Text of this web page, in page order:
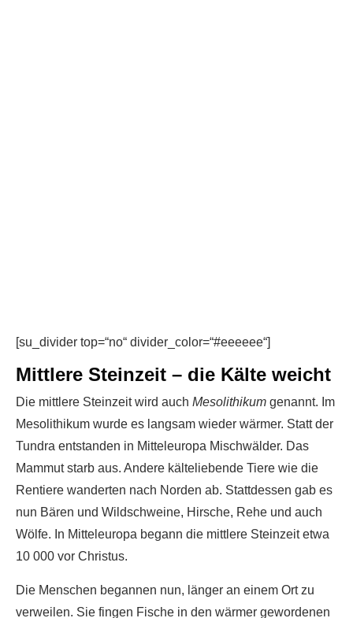
[su_divider top=“no“ divider_color=“#eeeeee“]
Mittlere Steinzeit – die Kälte weicht
Die mittlere Steinzeit wird auch Mesolithikum genannt. Im
Mesolithikum wurde es langsam wieder wärmer. Statt der
Tundra entstanden in Mitteleuropa Mischwälder. Das
Mammut starb aus. Andere kälteliebende Tiere wie die
Rentiere wanderten nach Norden ab. Stattdessen gab es
nun Bären und Wildschweine, Hirsche, Rehe und auch
Wölfe. In Mitteleuropa begann die mittlere Steinzeit etwa
10 000 vor Christus.
Die Menschen begannen nun, länger an einem Ort zu
verweilen. Sie fingen Fische in den wärmer gewordenen